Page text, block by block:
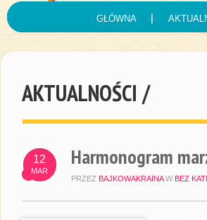
GŁÓWNA
AKTUALNOŚCI /
12
MAR
Harmonogram
PRZEZ BAJKOWAKRAINA W BEZ